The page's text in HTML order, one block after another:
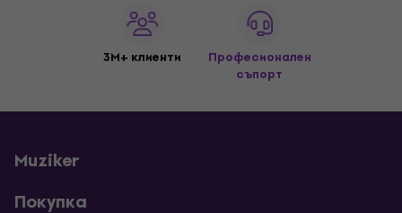
3M+ клиенти
Професионален
съпорт
Muziker
Покупка